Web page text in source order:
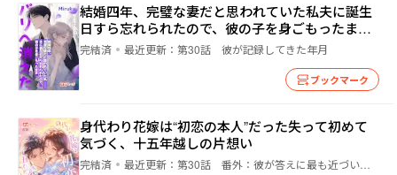
結婚四年、完璧な妻だと思われていた私――夫に誕生
日すら忘れられたので、彼の子を身ごもったまま
パリへ消えた
完結済 最近更新： 第30話 彼が記録してきた年月
ブックマーク
身代わり花嫁は“初恋の本人”だった――失って初めて
気づく、十五年越しの片想い
完結済 最近更新： 第30話 番外：彼が答えに最も近づいた日（3）